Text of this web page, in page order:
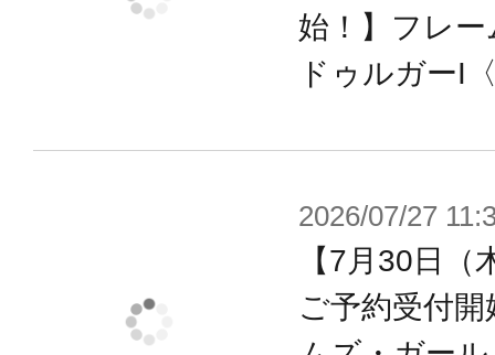
始！】フレ
ドゥルガーI
2026/07/27
【7月30日
ご予約受付